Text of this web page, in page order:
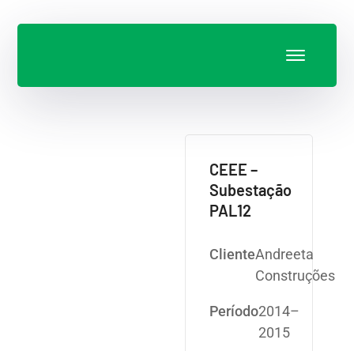
CEEE –
Subestação
PAL12
ClienteAndreeta
Construções
Período2014–
2015